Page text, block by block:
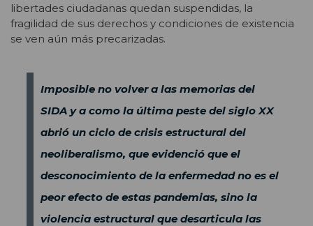
libertades ciudadanas quedan suspendidas, la
fragilidad de sus derechos y condiciones de existencia
se ven aún más precarizadas.
Imposible no volver a las memorias del
SIDA y a como la última peste del siglo XX
abrió un ciclo de crisis estructural del
neoliberalismo, que evidenció que el
desconocimiento de la enfermedad no es el
peor efecto de estas pandemias, sino la
violencia estructural que desarticula las